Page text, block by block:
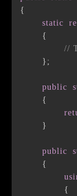
{
static
{
//
} ;
public
{
}
public
{
{